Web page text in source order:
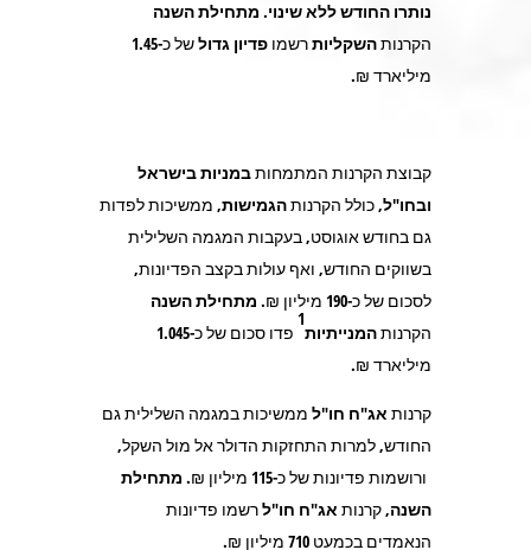
נותרו החודש ללא שינוי. מתחילת השנה
הקרנותהשקליותרשמו פדיון גדולשל כ-1.45
מיליארד ₪.
קבוצת הקרנות המתמחותבמניות בישראל
ובחו"ל, כולל הקרנותהגמישות, ממשיכות לפדות
גם בחודש אוגוסט, בעקבות המגמה השלילית
בשווקים החודש, ואף עולות בקצב הפדיונות,
לסכום של כ-190 מיליון ₪. מתחילת השנה
הקרנותהמנייתיות
1
פדו סכום של כ-1.045
מיליארד ₪.
קרנות אג"ח חו"ל ממשיכות במגמה השלילית גם
החודש, למרות התחזקות הדולר אל מול השקל,
ורושמות פדיונות של כ-115 מיליון ₪. מתחילת
השנה, קרנות אג"ח חו"לרשמו פדיונות
הנאמדים בכמעט 710 מיליון ₪.